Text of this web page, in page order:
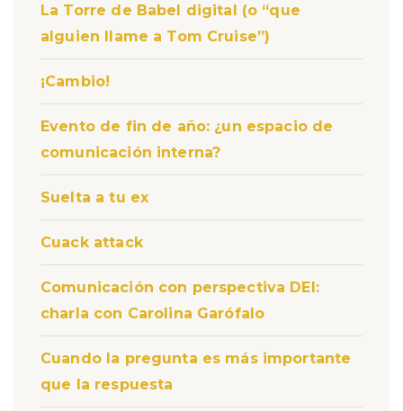
La Torre de Babel digital (o “que
alguien llame a Tom Cruise”)
¡Cambio!
Evento de fin de año: ¿un espacio de
comunicación interna?
Suelta a tu ex
Cuack attack
Comunicación con perspectiva DEI:
charla con Carolina Garófalo
Cuando la pregunta es más importante
que la respuesta